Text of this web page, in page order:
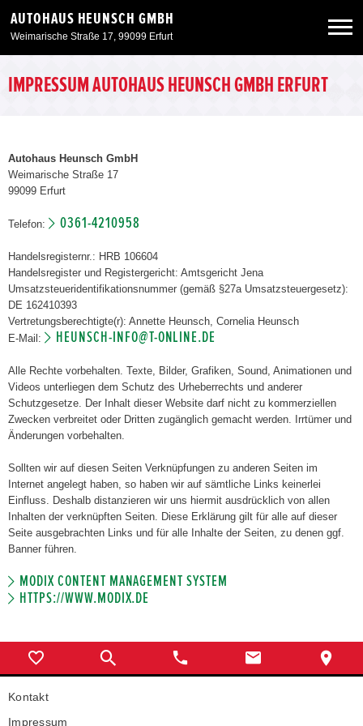
AUTOHAUS HEUNSCH GMBH
Weimarische Straße 17, 99099 Erfurt
Neuwagen
Angebote
Service & Zubehör
Unser Autohaus
IMPRESSUM AUTOHAUS HEUNSCH GMBH ERFURT
Autohaus Heunsch GmbH
Weimarische Straße 17
99099 Erfurt
Telefon: 0361-4210958
Handelsregisternr.: HRB 106604
Handelsregister und Registergericht: Amtsgericht Jena
Umsatzsteueridentifikationsnummer (gemäß §27a Umsatzsteuergesetz):
DE 162410393
Vertretungsberechtigte(r): Annette Heunsch, Cornelia Heunsch
E-Mail:
HEUNSCH-INFO@T-ONLINE.DE
Alle Rechte vorbehalten. Texte, Bilder, Grafiken, Sound, Animationen und
Videos unterliegen dem Schutz des Urheberrechts und anderer
Schutzgesetze. Der Inhalt dieser Website darf nicht zu kommerziellen
Zwecken verbreitet oder Dritten zugänglich gemacht werden. Irrtümer und
Änderungen vorbehalten.
Sollten wir auf diesen Seiten Verknüpfungen zu anderen Seiten im
Internet angelegt haben, so haben wir auf sämtliche Links keinerlei
Einfluss. Deshalb distanzieren wir uns hiermit ausdrücklich von allen
Inhalten der verknüpften Seiten. Diese Erklärung gilt für alle auf dieser
Seite ausgebrachten Links und für alle Inhalte der Seiten, zu denen ggf.
Banner führen.
MODIX CONTENT MANAGEMENT SYSTEM
HTTPS://WWW.MODIX.DE
Kontakt
Impressum